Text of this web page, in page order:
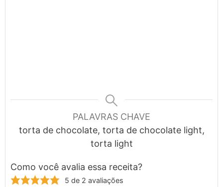
PALAVRAS CHAVE
torta de chocolate, torta de chocolate light,
torta light
Como você avalia essa receita?
5 de 2 avaliações